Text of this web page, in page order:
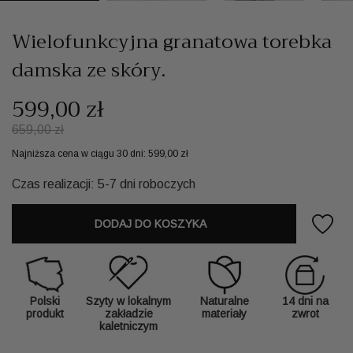
Wielofunkcyjna granatowa torebka
damska ze skóry.
599,00 zł
659,00 zł
Najniższa cena w ciągu 30 dni: 599,00 zł
Czas realizacji: 5-7 dni roboczych
DODAJ DO KOSZYKA
Polski
produkt
Szyty w lokalnym
zakładzie
kaletniczym
Naturalne
materiały
14 dni na
zwrot